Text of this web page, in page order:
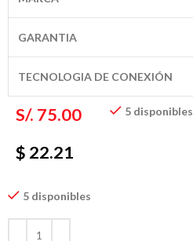
GARANTIA
TECNOLOGIA DE CONEXIÓN
S/. 75.00
$ 22.21
5 disponibles
5 disponibles